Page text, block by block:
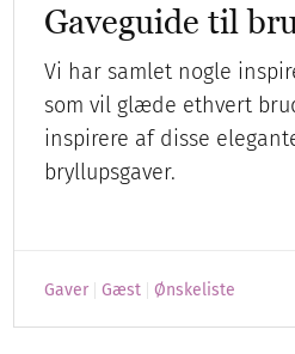
Gaveguide til
Vi har samlet nogle
som vil glæde ethvert
inspirere af disse
bryllupsgaver.
Gaver Gæst Ønskeliste